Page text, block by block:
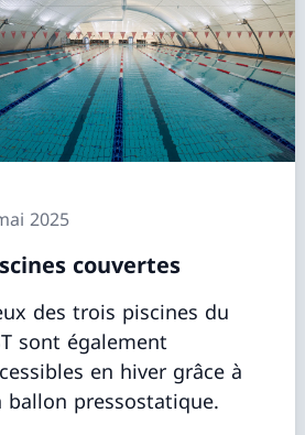
2025
couvertes
des trois piscines du
sont également
en hiver grâce à
ballon pressostatique.